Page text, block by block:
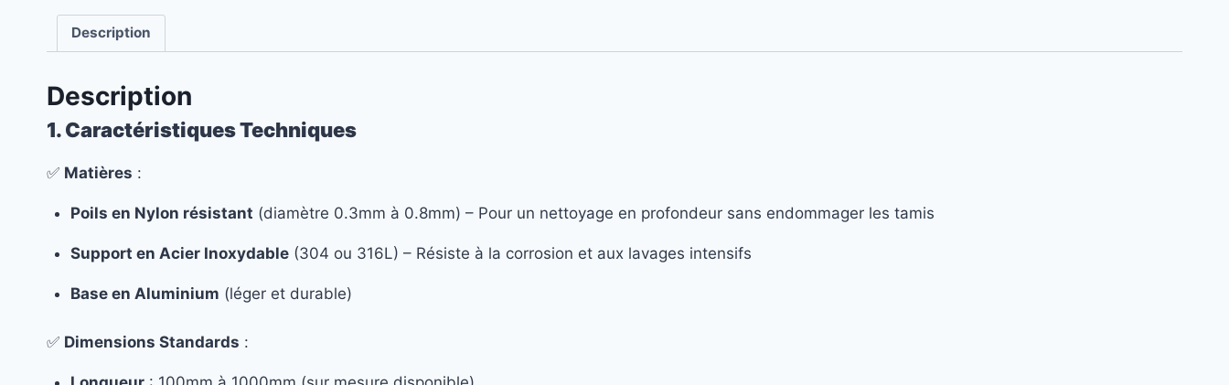
Description
Description
1. Caractéristiques Techniques
✅ Matières :
Poils en Nylon résistant (diamètre 0.3mm à 0.8mm) – Pour un nettoyage en profondeur sans endommager les tamis
Support en Acier Inoxydable(304 ou 316L) – Résiste à la corrosion et aux lavages intensifs
Base en Aluminium (léger et durable)
✅ Dimensions Standards :